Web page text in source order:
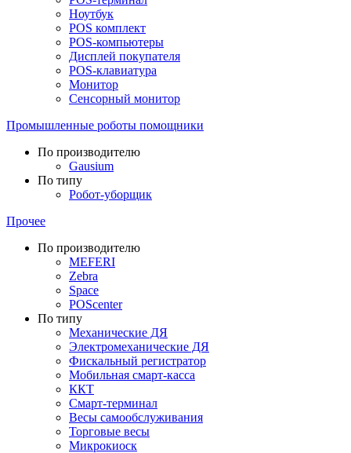
Ноутбук
POS комплект
POS-компьютеры
Дисплей покупателя
POS-клавиатура
Монитор
Сенсорный монитор
Промышленные роботы помощники
По производителю
Gausium
По типу
Робот-уборщик
Прочее
По производителю
MEFERI
Zebra
Space
POScenter
По типу
Механические ДЯ
Электромеханические ДЯ
Фискальный регистратор
Мобильная смарт-касса
ККТ
Смарт-терминал
Весы самообслуживания
Торговые весы
Микрокиоск